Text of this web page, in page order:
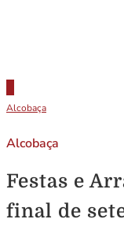
Alcobaça
Alcobaça
Festas e
final de